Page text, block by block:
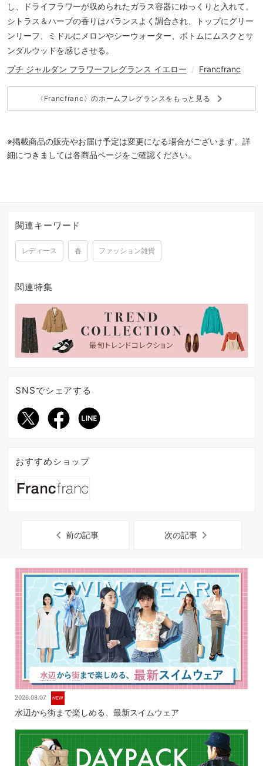
し、ドライフラワーが収められたガラス容器にゆっくりと入れて。
シトラス＆ハーブの香りはバランスよく調合され、トップにグリー
ンリーフ、ミドルにメロンやシーウォーター、ボトムにムスクとサ
ンダルウッドを感じさせる。
プチ ジャルダン フラワーフレグランス イエロー / Francfranc
〈Francfranc〉のホームフレグランスをもっと見る keyboard_arrow_right
※掲載商品の販売やお届け予定は変更になる場合がございます。詳
細につきましては各商品ページをご確認ください。
関連キーワード
レディース 春 ファッション雑貨
関連特集
SNSでシェアする
おすすめショップ
chevron_left前の記事 次の記事chevron_right
2026.08.07 NEW
水辺から街まで楽しめる、最新スイムウェア